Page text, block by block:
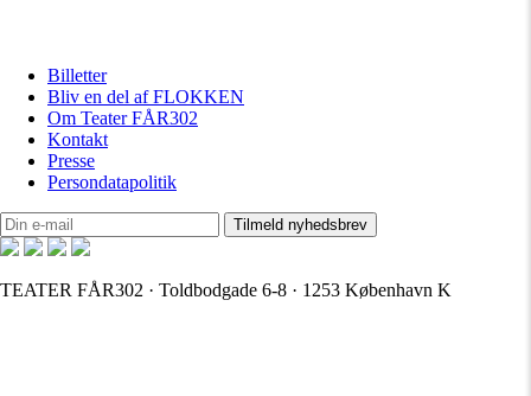
Billetter
Bliv en del af FLOKKEN
Om Teater FÅR302
Kontakt
Presse
Persondatapolitik
TEATER FÅR302 · Toldbodgade 6-8 · 1253 København K